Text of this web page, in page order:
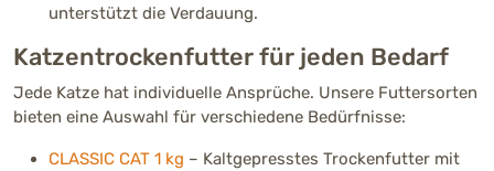
unterstützt die Verdauung.
Katzentrockenfutter für jeden Bedarf
Jede Katze hat individuelle Ansprüche. Unsere Futtersorten
bieten eine Auswahl für verschiedene Bedürfnisse:
CLASSIC CAT 1 kg – Kaltgepresstes Trockenfutter mit